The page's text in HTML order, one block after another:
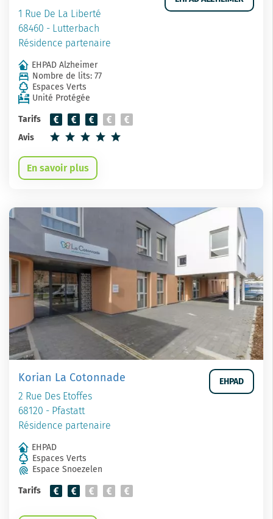
1 Rue De La Liberté
68460 - Lutterbach
Résidence partenaire
EHPAD Alzheimer
Nombre de lits: 77
Espaces Verts
Unité Protégée
Tarifs
Avis
En savoir plus
Korian La Cotonnade
2 Rue Des Etoffes
68120 - Pfastatt
Résidence partenaire
EHPAD
EHPAD
Espaces Verts
Espace Snoezelen
Tarifs